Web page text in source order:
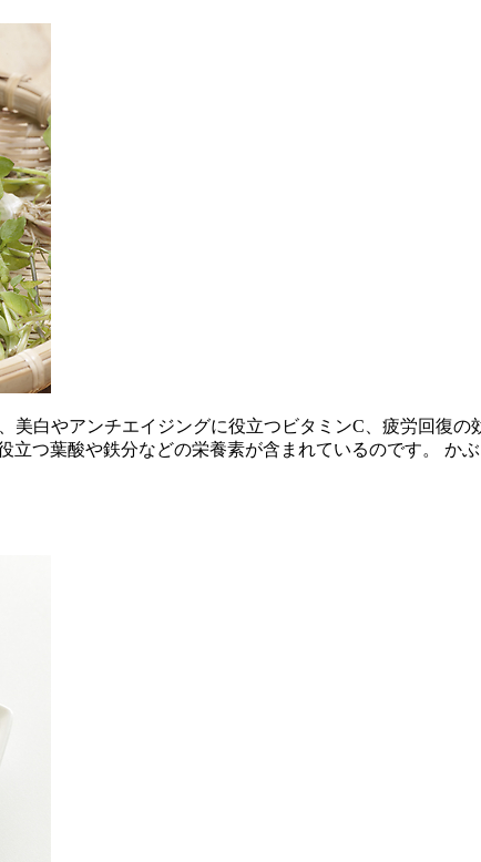
白やアンチエイジングに役立つビタミンC、疲労回復
立つ葉酸や鉄分などの栄養素が含まれているのです。 か